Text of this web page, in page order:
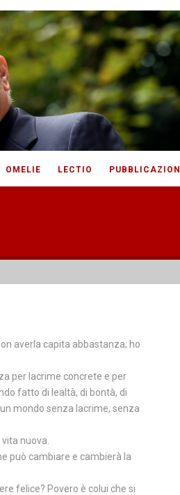
OMELIE LECTIO PUBBLICAZIONI
averla capita abbastanza; ho
per lacrime concrete e per
fatto di lealtà, di bontà, di
mondo senza lacrime, senza
nuova.
può cambiare e cambierà la
felice? Povero è colui che si